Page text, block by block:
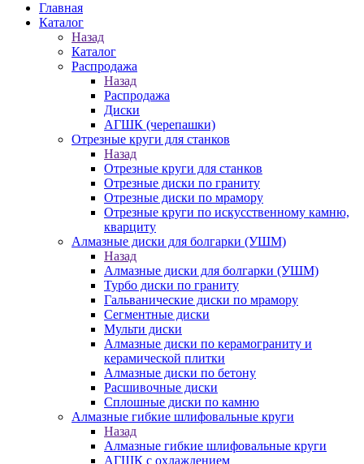
Главная
Каталог
Назад
Каталог
Распродажа
Назад
Распродажа
Диски
АГШК (черепашки)
Отрезные круги для станков
Назад
Отрезные круги для станков
Отрезные диски по граниту
Отрезные диски по мрамору
Отрезные круги по искусственному камню,
кварциту
Алмазные диски для болгарки (УШМ)
Назад
Алмазные диски для болгарки (УШМ)
Турбо диски по граниту
Гальванические диски по мрамору
Сегментные диски
Мульти диски
Алмазные диски по керамограниту и
керамической плитки
Алмазные диски по бетону
Расшивочные диски
Сплошные диски по камню
Алмазные гибкие шлифовальные круги
Назад
Алмазные гибкие шлифовальные круги
АГШК с охлаждением